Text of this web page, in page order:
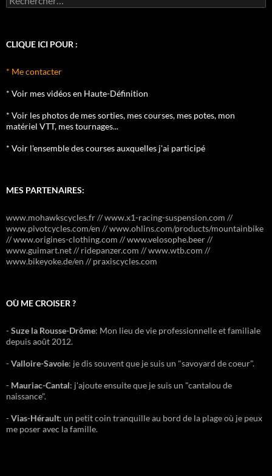
CLIQUE ICI POUR :
* Me contacter
* Voir mes vidéos en Haute-Définition
* Voir les photos de mes sorties, mes courses, mes potes, mon
matériel VTT, mes tournages...
* Voir l'ensemble des courses auxquelles j'ai participé
MES PARTENAIRES:
www.mohawkscycles.fr // www.x1-racing-suspension.com //
www.pivotcycles.com/en // www.ohlins.com/products/mountainbike
// www.origines-clothing.com // www.velosophe.beer //
www.guimart.net // ridepanzer.com // www.wtb.com //
www.bikeyoke.de/en // praxiscycles.com
OÙ ME CROISER ?
-Suze la Rousse-Drôme: Mon lieu de vie professionnelle et familiale
depuis août 2012.
-Valloire-Savoie: je dis souvent que je suis un "savoyard de coeur".
- Mauriac-Cantal: j'ajoute ensuite que je suis un "cantalou de
naissance".
-Vias-Hérault: un petit coin tranquille au bord de la plage où je peux
me poser avec la famille.